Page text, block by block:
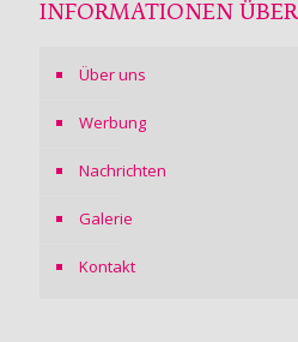
INFORMATIONEN
Über uns
Werbung
Nachrichten
Galerie
Kontakt